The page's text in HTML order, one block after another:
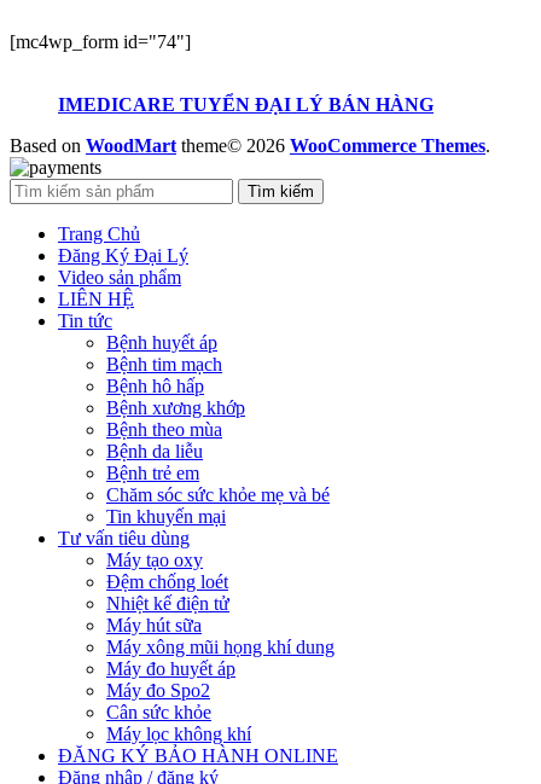
[mc4wp_form id="74"]
IMEDICARE TUYỂN ĐẠI LÝ BÁN HÀNG
Based on WoodMart theme© 2026 WooCommerce Themes.
Tìm kiếm
Trang Chủ
Đăng Ký Đại Lý
Video sản phẩm
LIÊN HỆ
Tin tức
Bệnh huyết áp
Bệnh tim mạch
Bệnh hô hấp
Bệnh xương khớp
Bệnh theo mùa
Bệnh da liễu
Bệnh trẻ em
Chăm sóc sức khỏe mẹ và bé
Tin khuyến mại
Tư vấn tiêu dùng
Máy tạo oxy
Đệm chống loét
Nhiệt kế điện tử
Máy hút sữa
Máy xông mũi họng khí dung
Máy đo huyết áp
Máy đo Spo2
Cân sức khỏe
Máy lọc không khí
ĐĂNG KÝ BẢO HÀNH ONLINE
Đăng nhập / đăng ký